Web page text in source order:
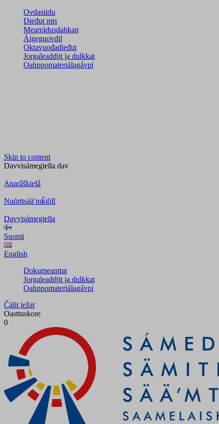
Ovdasiidu
Dieđut mis
Mearrádusdahkan
Áigeguovdil
Oktavuođadieđut
Jorgaleaddjit ja dulkkat
Oahppomateriálagávpi
Skip to content
Davvisámegiella dav
Anarâškielâ
Nuõrttsääʹmǩiõll
Davvisámegiella
Suomi
English
Dokumeanttat
Jorgaleaddjit ja dulkkat
Oahppomateriálagávpi
Čálit iežat
Oasttuskore
0